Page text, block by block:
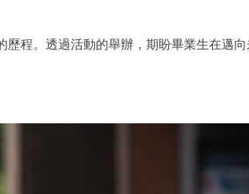
歷程。透過活動的舉辦，期盼畢業生在邁